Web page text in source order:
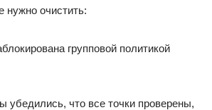
нужно очистить:
убедились, что все точки проверены,